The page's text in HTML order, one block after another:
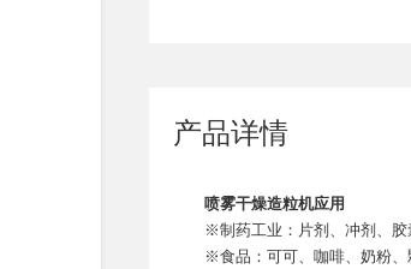
产品详情
喷雾干燥造粒机应用
※制药工业：片剂、冲剂、胶
※食品：可可、咖啡、奶粉、